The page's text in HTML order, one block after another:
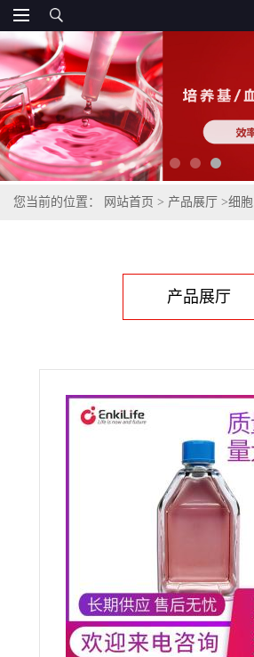
您当前的位置： 网站首页 > 产品展厅 >细胞
产品展厅